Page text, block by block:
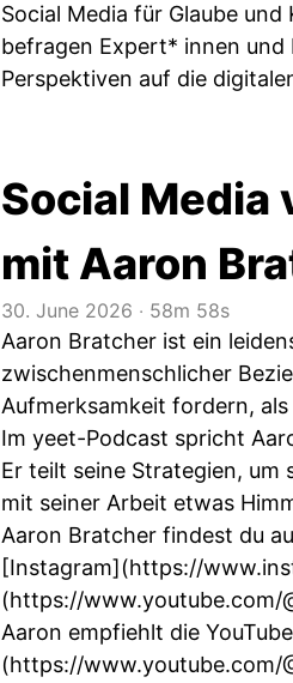
Social Media für Glaube
befragen Expert* innen und
Perspektiven auf die
Social Media
mit Aaron
30. June 2026 ‧ 58m 58s
Aaron Bratcher ist ein
zwischenmenschlicher
Aufmerksamkeit fordern,
Im yeet-Podcast spricht
Er teilt seine Strategien, um
mit seiner Arbeit etwas
Aaron Bratcher findest du
[Instagram](https://
(https://www.youtube.com/
Aaron empfiehlt die
(https://www.youtube.com/